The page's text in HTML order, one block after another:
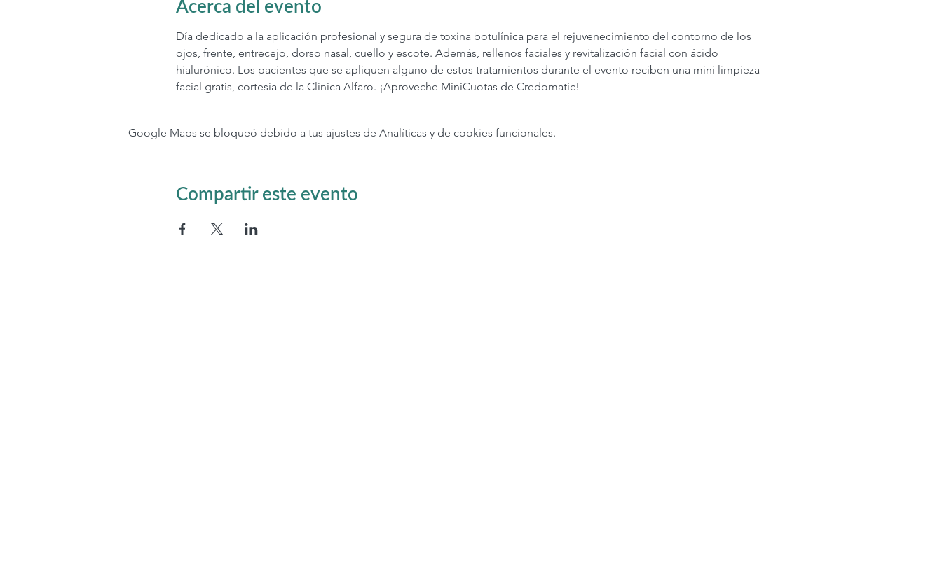
Acerca del evento
Día dedicado a la aplicación profesional y segura de toxina botulínica para el rejuvenecimiento del contorno de los
ojos, frente, entrecejo, dorso nasal, cuello y escote. Además, rellenos faciales y revitalización facial con ácido
hialurónico. Los pacientes que se apliquen alguno de estos tratamientos durante el evento reciben una mini limpieza
facial gratis, cortesía de la Clínica Alfaro. ¡Aproveche MiniCuotas de Credomatic!
Google Maps se bloqueó debido a tus ajustes de Analíticas y de cookies funcionales.
Compartir este evento